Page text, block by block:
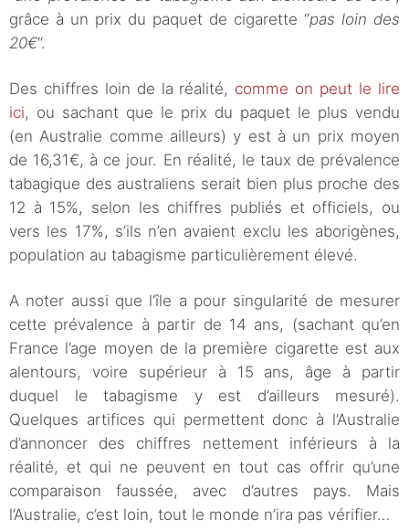
grâce à un prix du paquet de cigarette “pas loin des
20€“.
Des chiffres loin de la réalité, comme on peut le lire
ici, ou sachant que le prix du paquet le plus vendu
(en Australie comme ailleurs) y est à un prix moyen
de 16,31€, à ce jour. En réalité, le taux de prévalence
tabagique des australiens serait bien plus proche des
12 à 15%, selon les chiffres publiés et officiels, ou
vers les 17%, s’ils n’en avaient exclu les aborigènes,
population au tabagisme particulièrement élevé.
A noter aussi que l’île a pour singularité de mesurer
cette prévalence à partir de 14 ans, (sachant qu’en
France l’age moyen de la première cigarette est aux
alentours, voire supérieur à 15 ans, âge à partir
duquel le tabagisme y est d’ailleurs mesuré).
Quelques artifices qui permettent donc à l’Australie
d’annoncer des chiffres nettement inférieurs à la
réalité, et qui ne peuvent en tout cas offrir qu’une
comparaison faussée, avec d’autres pays. Mais
l’Australie, c’est loin, tout le monde n’ira pas vérifier…